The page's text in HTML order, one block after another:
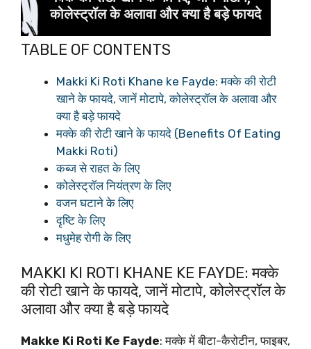
TABLE OF CONTENTS
Makki Ki Roti Khane ke Fayde: मक्के की रोटी
खाने के फायदे, जानें मोटापे, कोलेस्ट्रॉल के अलावा और
क्या है बड़े फायदे
मक्के की रोटी खाने के फायदे (Benefits Of Eating
Makki Roti)
कब्ज से राहत के लिए
कोलेस्ट्रॉल नियंत्रण के लिए
वजन घटाने के लिए
दृष्टि के लिए
मधुमेह रोगी के लिए
MAKKI KI ROTI KHANE KE FAYDE: मक्के
की रोटी खाने के फायदे, जानें मोटापे, कोलेस्ट्रॉल के
अलावा और क्या है बड़े फायदे
Makke Ki Roti Ke Fayde: मक्के में बीटा-कैरोटीन, फाइबर,